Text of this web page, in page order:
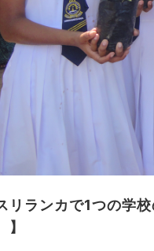
リランカで1つの学
】